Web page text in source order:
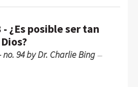
¿Es posible ser tan
94 by Dr. Charlie Bing —